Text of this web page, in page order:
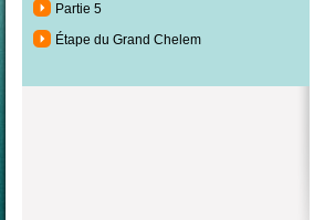
Partie 5
Étape du Grand Chelem